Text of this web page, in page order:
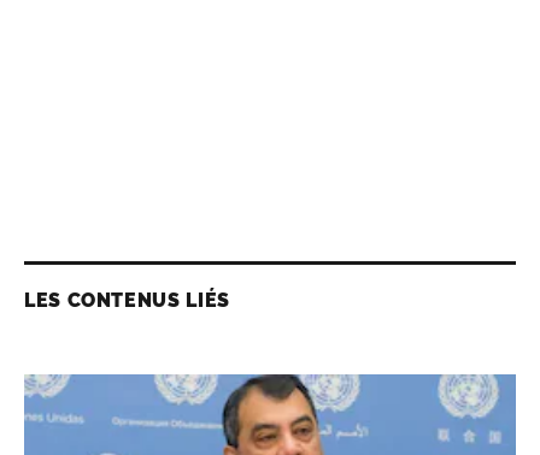
LES CONTENUS LIÉS